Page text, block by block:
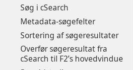
Søg i cSearch
Metadata-søgefelter
Sortering af søgeresultater
Overfør søgeresultat fra
cSearch til F2’s hovedvindue